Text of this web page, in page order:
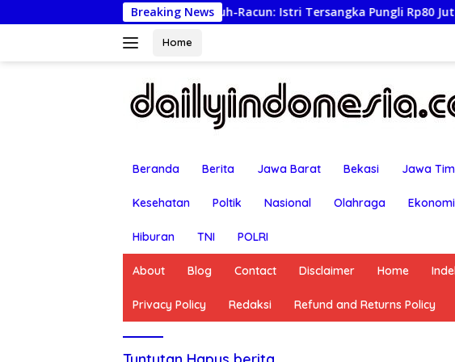
ke
Breaking News
Lapor Ancaman Bunuh-Racun: Istri Tersangka Pungli Rp80 Juta
Home
Beranda Berita Jawa Barat Bekasi Jawa
Kesehatan Poltik Nasional Olahraga
Hiburan TNI POLRI
About Blog Contact Disclaimer Home
Privacy Policy Redaksi Refund and Returns Policy